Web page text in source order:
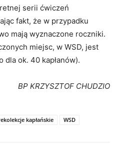
serii ćwiczeń
fakt, że w przypadku
mają wyznaczone roczniki.
miejsc, w WSD, jest
ok. 40 kapłanów).
BP KRZYSZTOF CHUDZIO
kapłańskie WSD